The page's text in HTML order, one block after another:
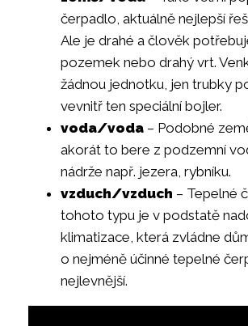
čerpadlo, aktuálně nejlepší
Ale je drahé a člověk
pozemek nebo drahý vrt.
žádnou jednotku, jen trubky
vevnitř ten speciální bojler.
voda/voda – Podobné
akorát to bere z podzemní
nádrže např. jezera, rybníku.
vzduch/vzduch – Tepelné
tohoto typu je v podstatě
klimatizace, která zvládne
o nejméně účinné tepelné
nejlevnější.